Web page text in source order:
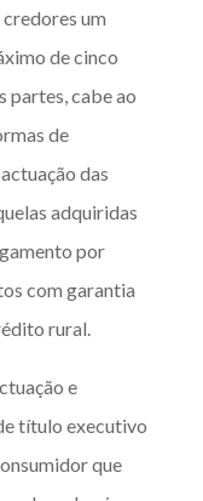
um
de cinco
partes, cabe ao
de
das
adquiridas
por
com garantia
rural.
e
título executivo
que